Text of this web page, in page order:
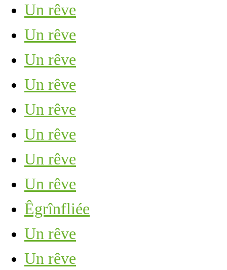
Un rêve
Un rêve
Un rêve
Un rêve
Un rêve
Un rêve
Un rêve
Un rêve
Êgrînfliée
Un rêve
Un rêve